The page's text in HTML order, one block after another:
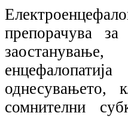
препорачува
однесувањето,
сомнителни